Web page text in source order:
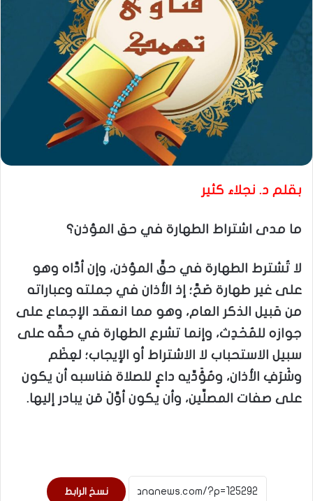
بقلم د. نجلاء كثير
ما مدى اشتراط الطهارة في حق المؤذن؟
لا تُشترط الطهارة في حقِّ المؤذن، وإن أدَّاه وهو
على غير طهارة صَحَّ؛ إذ الأذان في جملته وعباراته
من قبيل الذكر العام، وهو مما انعقد الإجماع على
جوازه للمُحْدِث، وإنما تشرع الطهارة في حقِّه على
سبيل الاستحباب لا الاشتراط أو الإيجاب؛ لعِظَم
وشَرَفِ الأذان، ومُؤَدِّيه داعٍ للصلاة فناسبه أن يكون
على صفات المصلِّين، وأن يكون أوَّلَ مَن يبادر إليها.
نسخ الرابط